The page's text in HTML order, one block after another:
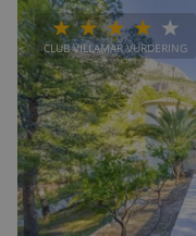
CLUB VILLAMAR VURDERING